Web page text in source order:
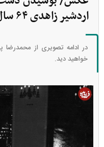
اردشیر زاهدی ۶۴ سال پیش در یک مراسم
خواهید دید.